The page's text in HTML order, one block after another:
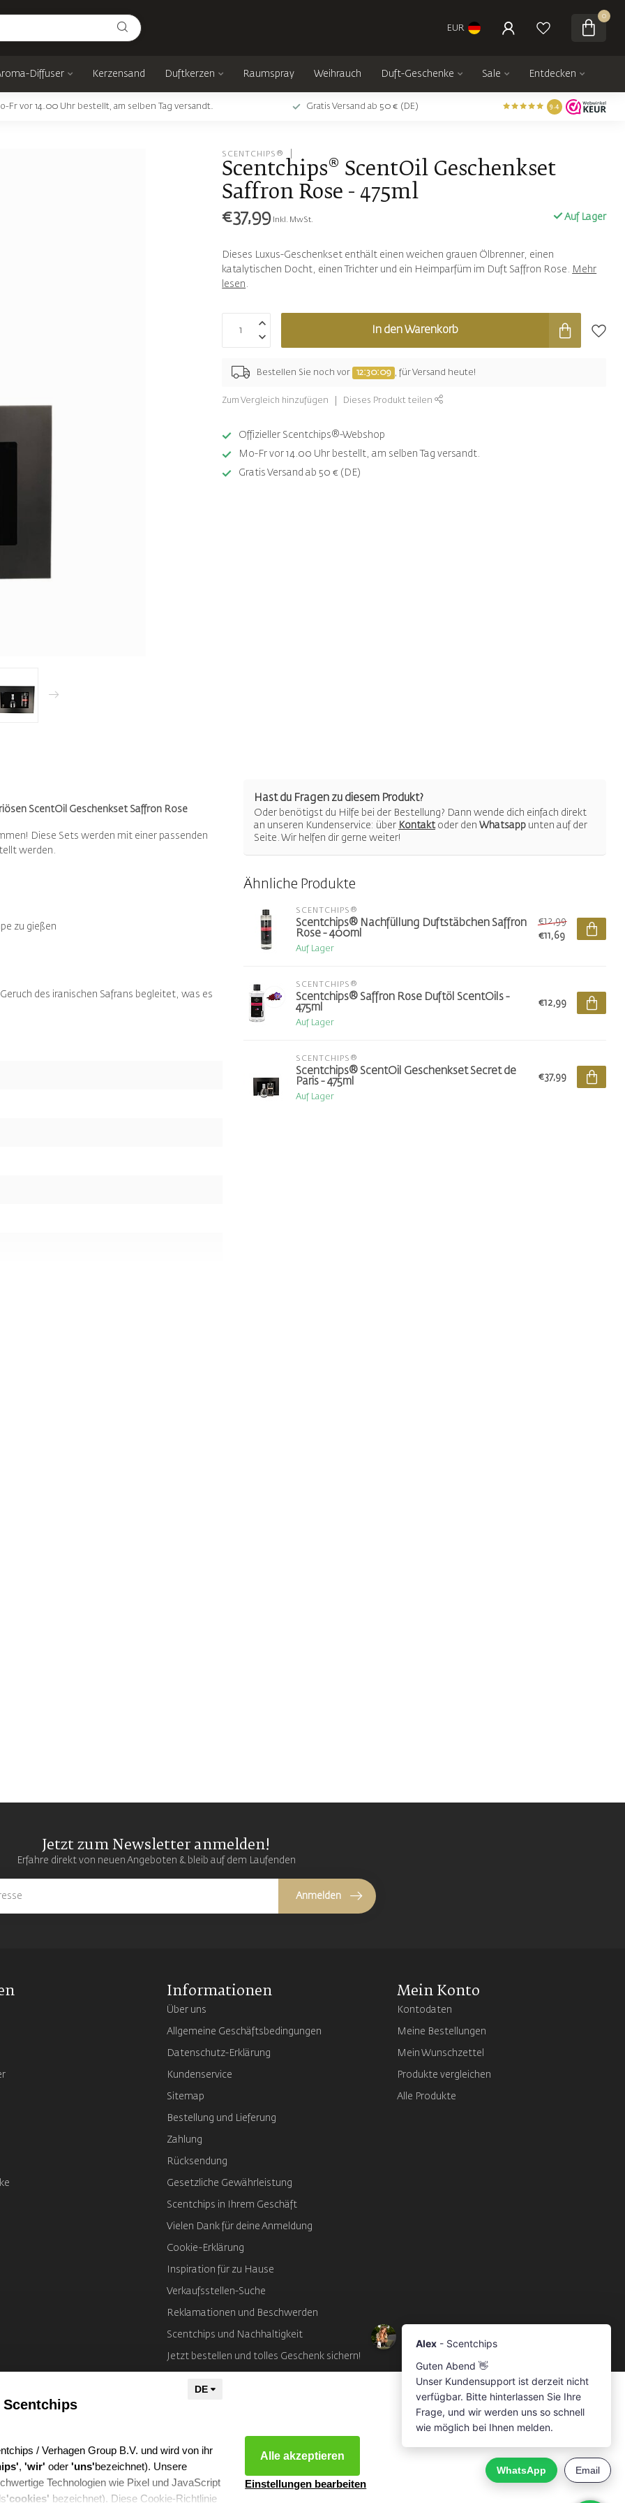
EUR
0
Diffuser Kerzensand Duftkerzen Raumspray Weihrauch Duft-Geschenke Sale Entdecken
Fr vor 14.00 Uhr bestellt, am selben Tag versandt. Gratis Versand ab 50 € (DE) 9.4
SCENTCHIPS®
Scentchips® ScentOil Geschenkset
Saffron Rose - 475ml
€37,99 Inkl. MwSt. Auf Lager
Dieses Luxus-Geschenkset enthält einen weichen grauen Ölbrenner, einen
katalytischen Docht, einen Trichter und ein Heimparfüm im Duft Saffron Rose. Mehr
lesen .
In den Warenkorb
Bestellen Sie noch vor 12:30:09 , für Versand heute!
Zum Vergleich hinzufügen Dieses Produkt teilen
Offizieller Scentchips®-Webshop
Mo-Fr vor 14.00 Uhr bestellt, am selben Tag versandt.
Gratis Versand ab 50 € (DE)
ScentOil Geschenkset Saffron Rose
Diese Sets werden mit einer passenden
werden.
zu gießen
des iranischen Safrans begleitet, was es
Hast du Fragen zu diesem Produkt?
Oder benötigst du Hilfe bei der Bestellung? Dann wende dich einfach direkt
an unseren Kundenservice: über Kontaktoder den Whatsapp unten auf der
Seite. Wir helfen dir gerne weiter!
Ähnliche Produkte
SCENTCHIPS®
Scentchips® Nachfüllung Duftstäbchen Saffron
Rose - 400ml
Auf Lager
€12,99
€11,69
SCENTCHIPS®
Scentchips® Saffron Rose Duftöl ScentOils -
475ml
Auf Lager
€12,99
SCENTCHIPS®
Scentchips® ScentOil Geschenkset Secret de
Paris - 475ml
Auf Lager
€37,99
Jetzt zum Newsletter anmelden!
Erfahre direkt von neuen Angeboten & bleib auf dem Laufenden
Anmelden
Informationen
Über uns
Allgemeine Geschäftsbedingungen
Datenschutz-Erklärung
Kundenservice
Sitemap
Bestellung und Lieferung
Zahlung
Rücksendung
Gesetzliche Gewährleistung
Scentchips in Ihrem Geschäft
Vielen Dank für deine Anmeldung
Cookie-Erklärung
Inspiration für zu Hause
Verkaufsstellen-Suche
Reklamationen und Beschwerden
Scentchips und Nachhaltigkeit
Jetzt bestellen und tolles Geschenk sichern!
Mein Konto
Kontodaten
Meine Bestellungen
Mein Wunschzettel
Produkte vergleichen
Alle Produkte
/ Verhagen Group B.V. und wird von ihr
, 'wir' oder 'uns'bezeichnet). Unsere
Technologien wie Pixel und JavaScript
'cookies' bezeichnet). Diese Cookie-Richtlinie
Alle akzeptieren
Einstellungen bearbeiten